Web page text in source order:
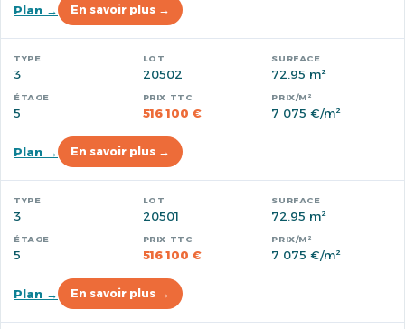
Plan → En savoir plus →
3 20502 72.95 m²
5 516 100 € 7 075 €/m²
Plan → En savoir plus →
3 20501 72.95 m²
5 516 100 € 7 075 €/m²
Plan → En savoir plus →